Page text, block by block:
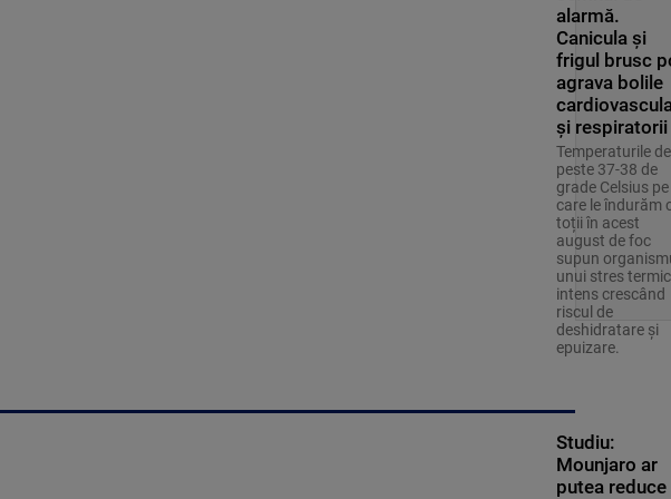
alarmă.
Canicula și
frigul brusc
agrava bolile
și respiratorii
Temperaturile de
peste 37-38 de
grade Celsius pe
care le îndurăm
toții în acest
august de foc
supun
unui stres termic
intens crescând
riscul de
deshidratare și
epuizare.
Studiu:
Mounjaro ar
putea reduce